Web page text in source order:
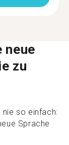
neue
zu
so einfach:
Sprache